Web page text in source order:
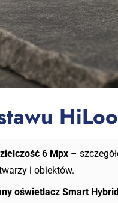
6 Mpx –
i obiektów.
oświetlacz Smart